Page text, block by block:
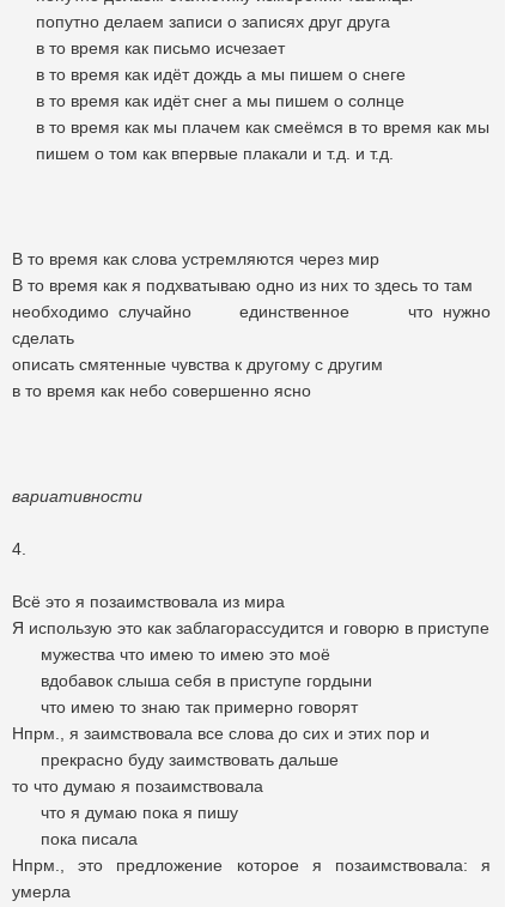
попутно делаем записи о записях друг друга
в то время как письмо исчезает
в то время как идёт дождь а мы пишем о снеге
в то время как идёт снег а мы пишем о солнце
в то время как мы плачем как смеёмся в то время как мы
пишем о том как впервые плакали и т.д. и т.д.
В то время как слова устремляются через мир
В то время как я подхватываю одно из них то здесь то там
необходимо случайно единственное что нужно
сделать
описать смятенные чувства к другому с другим
в то время как небо совершенно ясно
вариативности
4.
Всё это я позаимствовала из мира
Я использую это как заблагорассудится и говорю в приступе
мужества что имею то имею это моё
вдобавок слыша себя в приступе гордыни
что имею то знаю так примерно говорят
Нпрм., я заимствовала все слова до сих и этих пор и
прекрасно буду заимствовать дальше
то что думаю я позаимствовала
что я думаю пока я пишу
пока писала
Нпрм., это предложение которое я позаимствовала: я
умерла